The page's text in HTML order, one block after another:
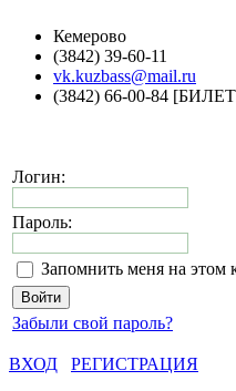
Кемерово
(3842) 39-60-11
vk.kuzbass@mail.ru
(3842) 66-00-84
Логин:
Пароль:
Запомнить меня на этом
Забыли свой пароль?
ВХОД
РЕГИСТРАЦИЯ